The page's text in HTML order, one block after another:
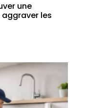
une
les